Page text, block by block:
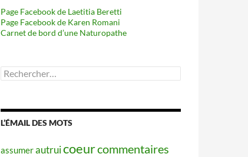
Page Facebook de Laetitia Beretti
Page Facebook de Karen Romani
Carnet de bord d’une Naturopathe
Rechercher :
L’ÉMAIL DES MOTS
assumerautruicoeurcommentaires